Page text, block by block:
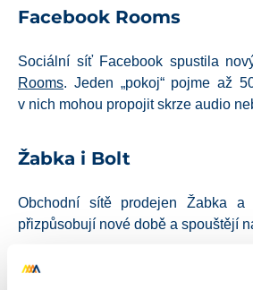
Facebook Rooms
Sociální síť Facebook spustila
Rooms. Jeden „pokoj“ pojme až
v nich mohou propojit skrze audio
Žabka i Bolt
Obchodní sítě prodejen Žabka
přizpůsobují nové době a spouštějí
Instagram